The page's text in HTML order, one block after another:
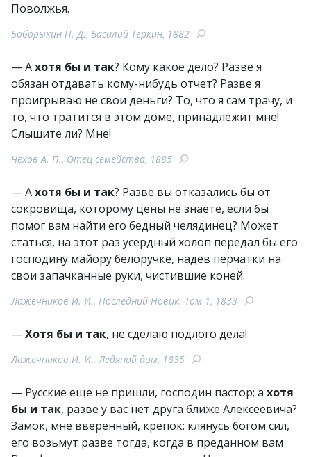
Поволжья.
Боборыкин П. Д., Василий Тёркин, 1882
— Ахотя бы и так? Кому какое дело? Разве я
обязан отдавать кому-нибудь отчет? Разве я
проигрываю не свои деньги? То, что я сам трачу, и
то, что тратится в этом доме, принадлежит мне!
Слышите ли? Мне!
Чехов А. П., Отец семейства, 1885
— Ахотя бы и так? Разве вы отказались бы от
сокровища, которому цены не знаете, если бы
помог вам найти его бедный челядинец? Может
статься, на этот раз усердный холоп передал бы его
господину майору белоручке, надев перчатки на
свои запачканные руки, чистившие коней.
Лажечников И. И., Последний Новик. Том 1, 1833
—Хотя бы и так, не сделаю подлого дела!
Лажечников И. И., Ледяной дом, 1835
— Русские еще не пришли, господин пастор; а хотя
бы и так, разве у вас нет друга ближе Алексеевича?
Замок, мне вверенный, крепок: клянусь богом сил,
его возьмут разве тогда, когда в преданном вам